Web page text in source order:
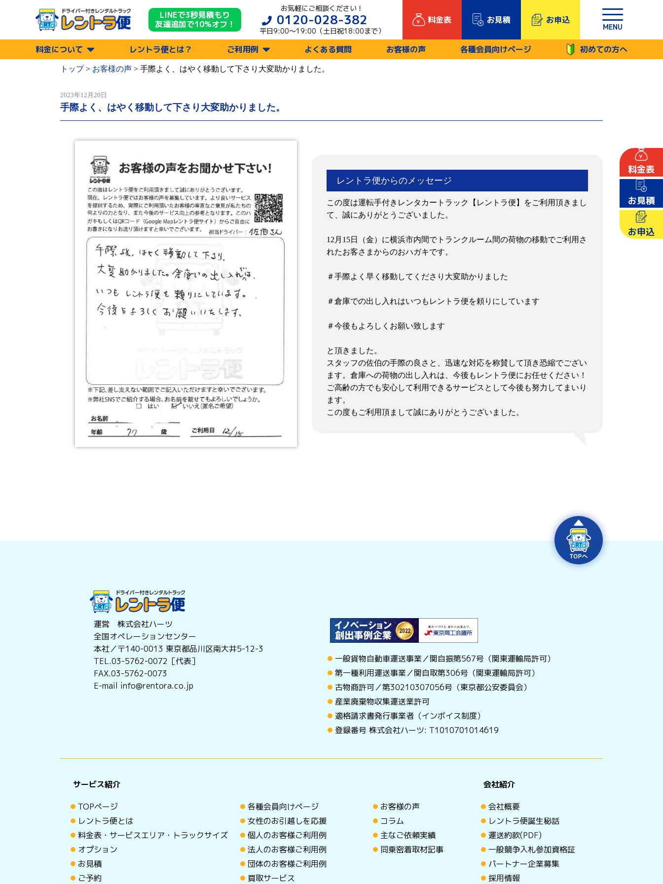
料金表
お見積
お申込
LINEで3秒見積もり
友達追加で10%オフ！
お気軽にご相談ください！
0120-028-382
平日9:00〜19:00（土日祝18:00まで）
料金表 お見積 お申込
MENU
料金について レントラ便とは？ ご利用例 よくある質問 お客様の声 各種会員向けページ 初めての方へ
トップ> お客様の声 > 手際よく、はやく移動して下さり大変助かりました。
2023年12月20日
手際よく、はやく移動して下さり大変助かりました。
レントラ便からのメッセージ
この度は運転手付きレンタカートラック【レントラ便】をご利用頂きまし
て、誠にありがとうございました。
12月15日（金）に横浜市内間でトランクルーム間の荷物の移動でご利用さ
れたお客さまからのおハガキです。
＃手際よく早く移動してくださり大変助かりました
＃倉庫での出し入れはいつもレントラ便を頼りにしています
＃今後もよろしくお願い致します
と頂きました。
スタッフの佐伯の手際の良さと、迅速な対応を称賛して頂き恐縮でござい
ます。倉庫への荷物の出し入れは、今後もレントラ便にお任せください！
ご高齢の方でも安心して利用できるサービスとして今後も努力してまいり
ます。
この度もご利用頂まして誠にありがとうございました。
運営 株式会社ハーツ
全国オペレーションセンター
本社／〒140-0013 東京都品川区南大井5-12-3
TEL.03-5762-0072［代表］
FAX.03-5762-0073
E-mail info@rentora.co.jp
一般貨物自動車運送事業／関自振第567号（関東運輸局許可）
第一種利用運送事業／関自取第306号（関東運輸局許可）
古物商許可／第30210307056号（東京都公安委員会）
産業廃棄物収集運送業許可
適格請求書発行事業者（インボイス制度）
登録番号 株式会社ハーツ: T1010701014619
サービス紹介
TOPページ
レントラ便とは
料金表・サービスエリア・トラックサイズ
オプション
お見積
ご予約
各種会員向けページ
女性のお引越しを応援
個人のお客様ご利用例
法人のお客様ご利用例
団体のお客様ご利用例
買取サービス
お客様の声
コラム
主なご依頼実績
同乗密着取材記事
会社紹介
会社概要
レントラ便誕生秘話
運送約款(PDF)
一般競争入札参加資格証
パートナー企業募集
採用情報